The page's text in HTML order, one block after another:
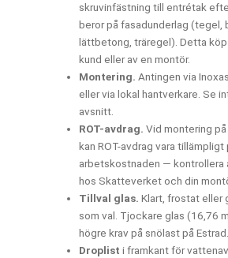
skruvinfästning till entrétak
beror på fasadunderlag (tegel,
lättbetong, träregel). Detta
kund eller av en montör.
Montering. Antingen via
eller via lokal hantverkare. Se
avsnitt.
ROT-avdrag. Vid montering
kan ROT-avdrag vara tillämpligt
arbetskostnaden — kontrollera
hos Skatteverket och din
Tillval glas. Klart, frostat eller
som val. Tjockare glas (16,76
högre krav på snölast på Estrad.
Droplist i framkant för